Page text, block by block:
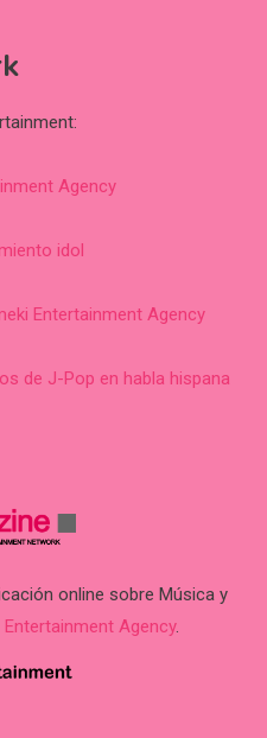
Agency
idol
Entertainment Agency
de J-Pop en habla hispana
online sobre Música y
Entertainment Agency.